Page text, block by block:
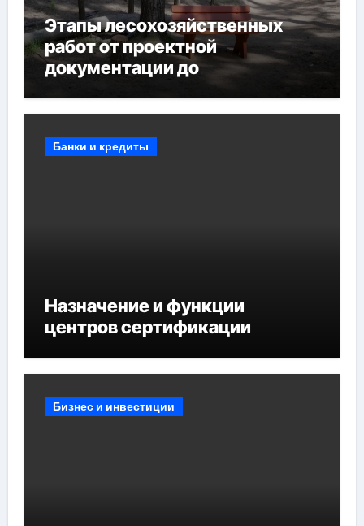
Этапы лесохозяйственных
работ от проектной
документации до
мероприятий и обустройства
Банки и кредиты
Назначение и функции
центров сертификации
Бизнес и инвестиции